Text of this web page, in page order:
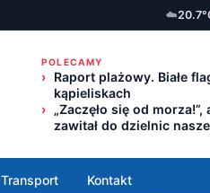
☁️
POLECAMY
Raport plażowy. Białe
kąpieliskach
„Zaczęło się od
zawitał do dzielnic
Transport Kontakt